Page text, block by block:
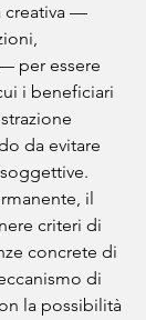
creativa —
per essere
i beneficiari
da evitare
il
criteri di
concrete di
di
la possibilità